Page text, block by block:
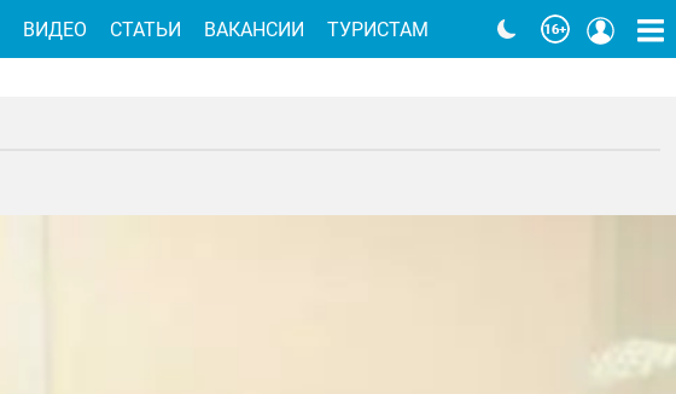
ВИДЕО СТАТЬИ ВАКАНСИИ ТУРИСТАМ